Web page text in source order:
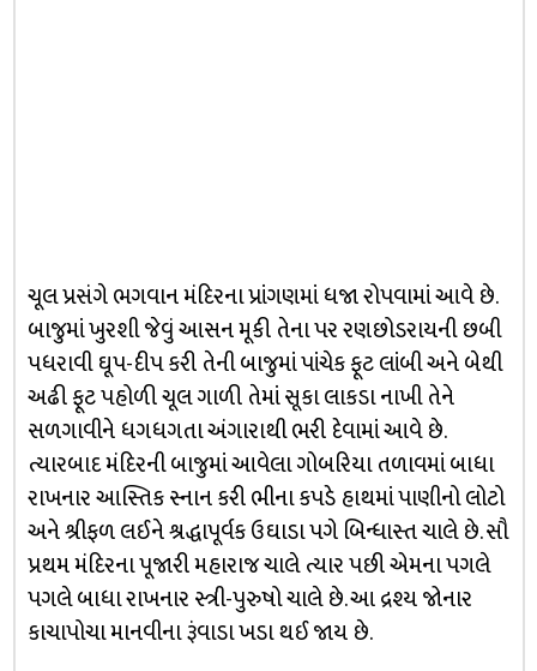
ચૂલ પ્રસંગે ભગવાન મંદિરના પ્રાંગણમાં ધજા રોપવામાં આવે છે.
બાજુમાં ખુરશી જેવું આસન મૂકી તેના પર રણછોડરાયની છબી
પધરાવી ઘૂપ-દીપ કરી તેની બાજુમાં પાંચેક ફૂટ લાંબી અને બેથી
અઢી ફૂટ પહોળી ચૂલ ગાળી તેમાં સૂકા લાકડા નાખી તેને
સળગાવીને ધગધગતા અંગારાથી ભરી દેવામાં આવે છે.
ત્યારબાદ મંદિરની બાજુમાં આવેલા ગોબરિયા તળાવમાં બાધા
રાખનાર આસ્તિક સ્નાન કરી ભીના કપડે હાથમાં પાણીનો લોટો
અને શ્રીફળ લઈને શ્રદ્ધાપૂર્વક ઉઘાડા પગે બિન્ધાસ્ત ચાલે છે. સૌ
પ્રથમ મંદિરના પૂજારી મહારાજ ચાલે ત્યાર પછી એમના પગલે
પગલે બાધા રાખનાર સ્ત્રી-પુરુષો ચાલે છે. આ દ્રશ્ય જોનાર
કાચાપોચા માનવીના રૂંવાડા ખડા થઈ જાય છે.